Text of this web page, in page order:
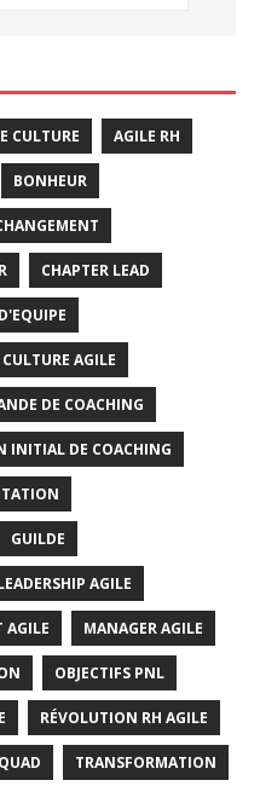
CULTURE AGILE RH
BONHEUR
CHAPTER LEAD
CULTURE AGILE
DE COACHING
INITIAL DE COACHING
GUILDE
AGILE
AGILE MANAGER AGILE
OBJECTIFS PNL
RÉVOLUTION RH AGILE
TRANSFORMATION